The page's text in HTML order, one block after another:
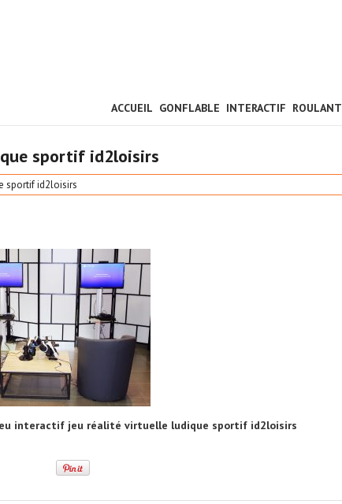
ACCUEIL GONFLABLE INTERACTIF ROULANT
sportif id2loisirs
sportif id2loisirs
interactif jeu réalité virtuelle ludique sportif id2loisirs